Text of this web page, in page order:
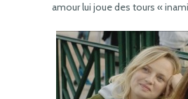
amour lui joue des tours «